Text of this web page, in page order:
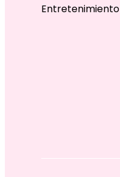
Entretenimiento